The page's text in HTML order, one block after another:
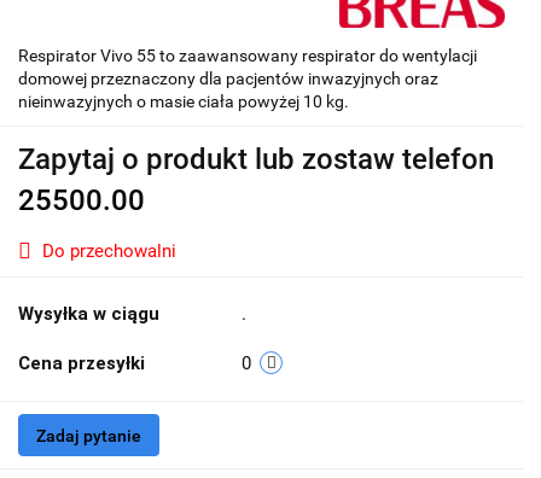
Respirator Vivo 55 to zaawansowany respirator do wentylacji
domowej przeznaczony dla pacjentów inwazyjnych oraz
nieinwazyjnych o masie ciała powyżej 10 kg.
Zapytaj o produkt lub zostaw telefon
25500.00
Do przechowalni
Wysyłka w ciągu .
Cena przesyłki 0
Zadaj pytanie